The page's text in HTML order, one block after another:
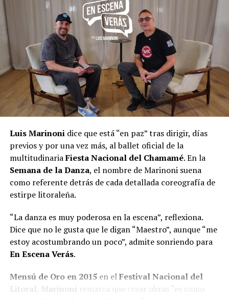
Luis Marinonidice que está “en paz” tras dirigir, días
previos y por una vez más, al ballet oficial de la
multitudinariaFiesta Nacional del Chamamé. En la
Semana de la Danza, el nombre de Marinoni suena
como referente detrás de cada detallada coreografía de
estirpe litoraleña.
“La danza es muy poderosa en la escena”, reflexiona.
Dice que no le gusta que le digan “Maestro”, aunque “me
estoy acostumbrando un poco”, admite sonriendo para
En Escena Verás.
Mensú de Oro en 2015en elFestival Nacional del
Litoral Marinoni remarca que crear obras “es como